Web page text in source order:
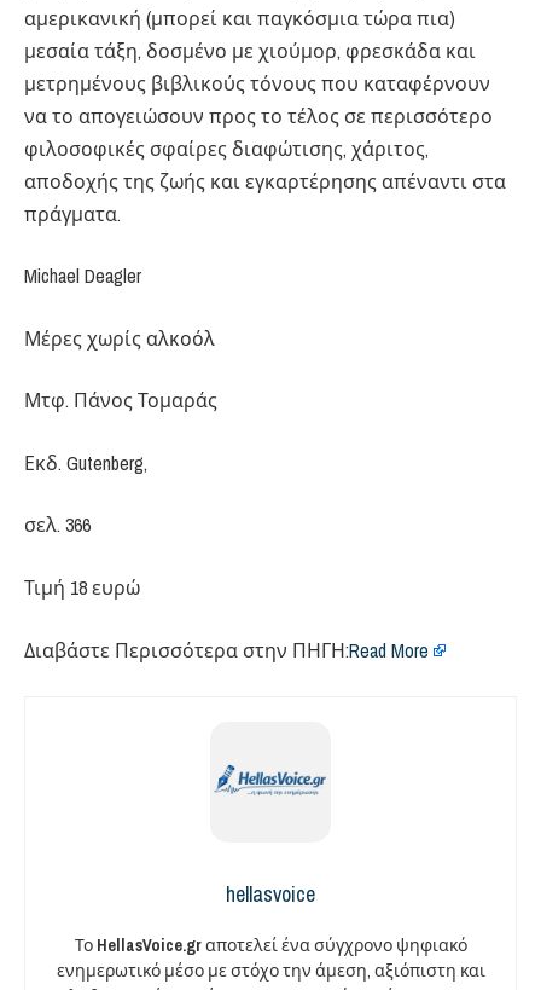
αμερικανική (μπορεί και παγκόσμια τώρα πια)
μεσαία τάξη, δοσμένο με χιούμορ, φρεσκάδα και
μετρημένους βιβλικούς τόνους που καταφέρνουν
να το απογειώσουν προς το τέλος σε περισσότερο
φιλοσοφικές σφαίρες διαφώτισης, χάριτος,
αποδοχής της ζωής και εγκαρτέρησης απέναντι στα
πράγματα.
Michael Deagler
Μέρες χωρίς αλκοόλ
Μτφ. Πάνος Τομαράς
Εκδ. Gutenberg,
σελ. 366
Τιμή 18 ευρώ
Διαβάστε Περισσότερα στην ΠΗΓΗ:Read More
hellasvoice
Το HellasVoice.grαποτελεί ένα σύγχρονο ψηφιακό
ενημερωτικό μέσο με στόχο την άμεση, αξιόπιστη και